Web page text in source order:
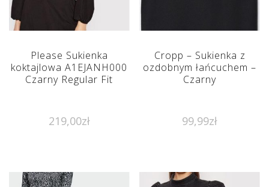
Please Sukienka
koktajlowa A1EJANH000
Czarny Regular Fit
219,00zł
Cropp – Sukienka z
ozdobnym łańcuchem –
Czarny
99,99zł